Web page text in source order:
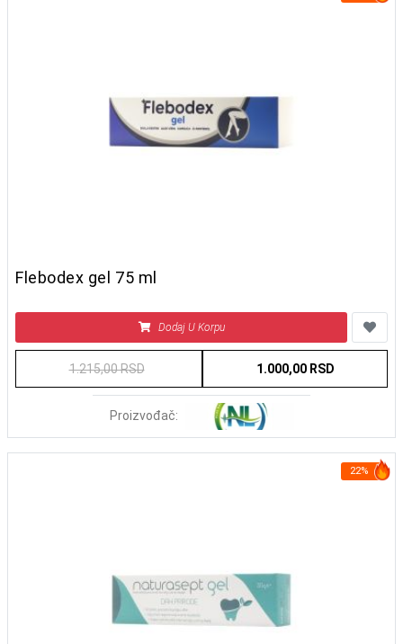
Flebodex gel 75 ml
Dodaj U Korpu
1.215,00 RSD 1.000,00 RSD
Proizvođač:
22%